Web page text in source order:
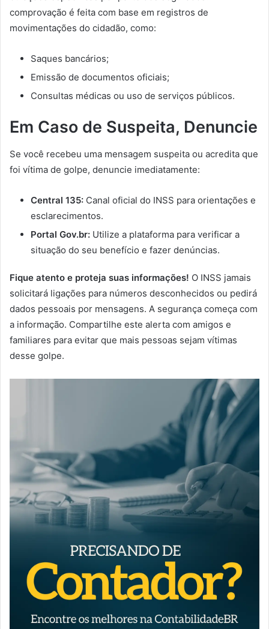
comprovação é feita com base em registros de
movimentações do cidadão, como:
Saques bancários;
Emissão de documentos oficiais;
Consultas médicas ou uso de serviços públicos.
Em Caso de Suspeita, Denuncie
Se você recebeu uma mensagem suspeita ou acredita que
foi vítima de golpe, denuncie imediatamente:
Central 135: Canal oficial do INSS para orientações e
esclarecimentos.
Portal Gov.br: Utilize a plataforma para verificar a
situação do seu benefício e fazer denúncias.
Fique atento e proteja suas informações! O INSS jamais
solicitará ligações para números desconhecidos ou pedirá
dados pessoais por mensagens. A segurança começa com
a informação. Compartilhe este alerta com amigos e
familiares para evitar que mais pessoas sejam vítimas
desse golpe.